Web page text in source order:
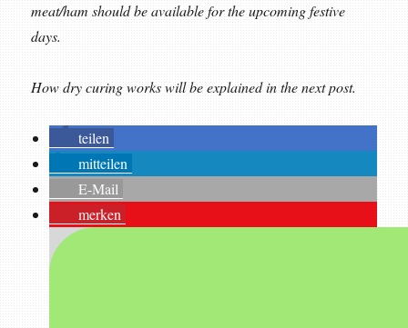
meat/ham should be available for the upcoming festive
days.
How dry curing works will be explained in the next post.
teilen
mitteilen
E-Mail
merken